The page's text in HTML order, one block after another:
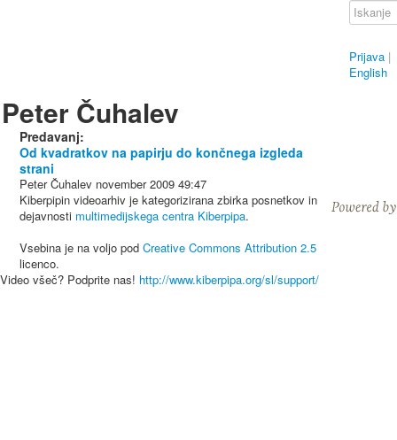
Prijava |
English
Peter Čuhalev
Predavanj:
Od kvadratkov na papirju do končnega izgleda
strani
Peter Čuhalev november 2009 49:47
Kiberpipin videoarhiv je kategorizirana zbirka posnetkov in
dejavnosti multimedijskega centra Kiberpipa.
Vsebina je na voljo pod Creative Commons Attribution 2.5
licenco.
Video všeč? Podprite nas! http://www.kiberpipa.org/sl/support/